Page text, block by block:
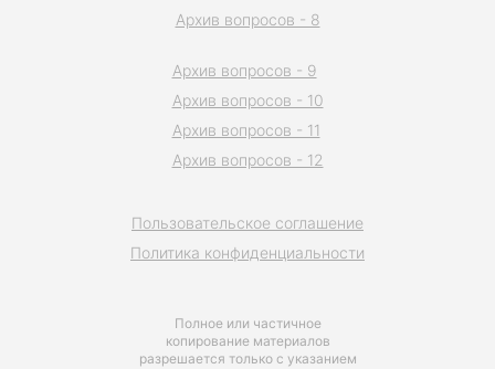
Полное или частичное
копирование материалов
разрешается только с указанием
Пользовательское соглашение
Политика конфиденциальности
Архив вопросов - 8
Архив вопросов - 9
Архив вопросов - 10
Архив вопросов - 11
Архив вопросов - 12